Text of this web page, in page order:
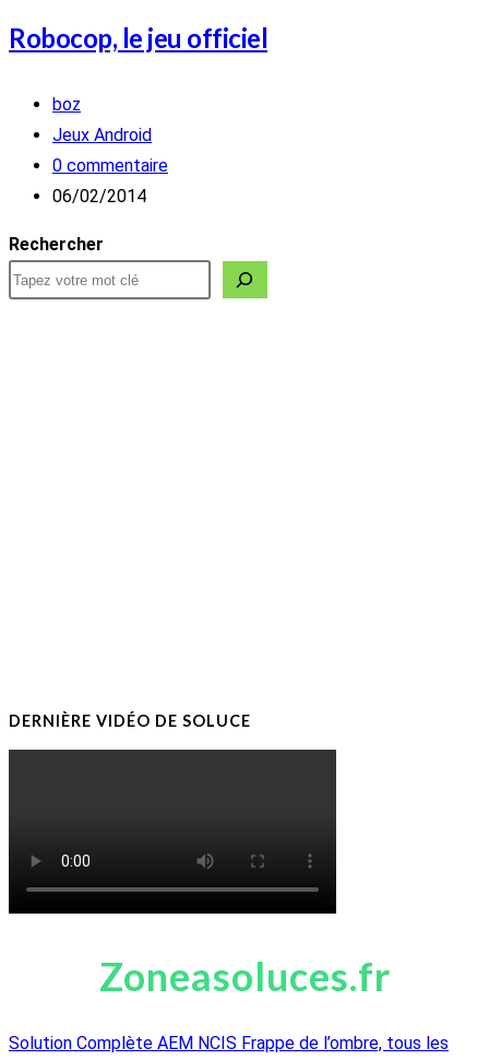
Robocop, le jeu officiel
Auteur/autrice
de
la
publication :
boz
Post
category:
Jeux Android
Commentaires
de
publication :
0 commentaire
Publication
06/02/2014
Rechercher
DERNIÈRE VIDÉO DE SOLUCE
Zoneasoluces.fr
Solution Complète AEM NCIS Frappe de l’ombre, tous les